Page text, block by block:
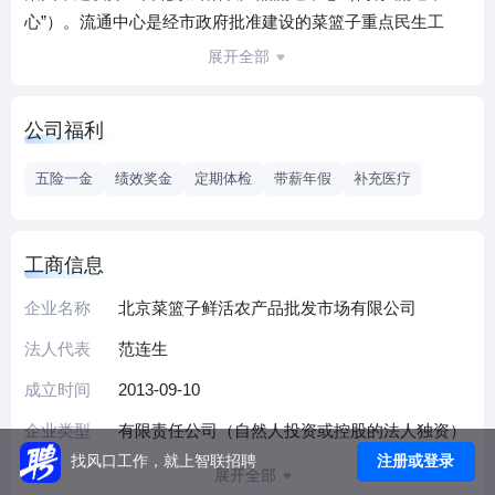
心”）。流通中心是经市政府批准建设的菜篮子重点民生工
程，是北京市“十二五”、十四五”农产品流通体系规划的“双
为一期和二期两块用地，一期占地面积305亩，总建筑面积约
商务配套区建筑面积13.3万平米，由5座楼栋组成，地下4层，
地上6层、局部7层，主要为商户提供办公、工商、税务、金
融等一系列的配套服务。二期占地265亩，建筑面积18万平
米，冷库10.4万平米，综合配送楼4.41万平米。
调为一体的综合性农产品一级批发市场，是北京市农产品流
通的重要组成部分。作为保障全市农产品市场供应的双核保
障之一，流通中心连续多年被列为北京市政府折子工程和市
政府重点工作任务。按照市政府要求，流通中心顺利承接了
展开全部
公司福利
五险一金 绩效奖金 定期体检 带薪年假 补充医疗
工商信息
企业名称 北京菜篮子鲜活农产品批发市场有限公司
法人代表 范连生
成立时间 2013-09-10
企业类型 有限责任公司（自然人投资或控股的法人独资）
展开全部
找风口工作，就上智联招聘 注册或登录